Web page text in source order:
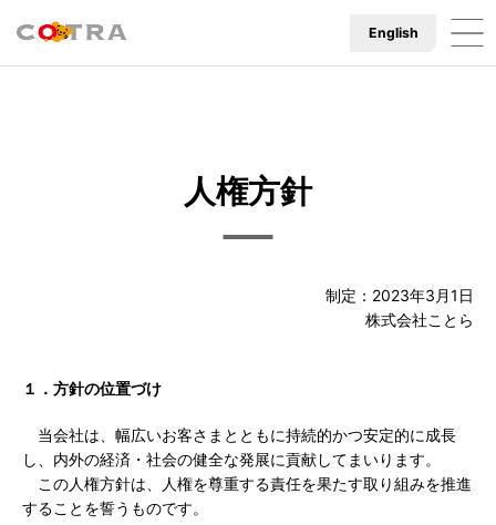
English
人権方針
制定：2023年3月1日
株式会社ことら
１．方針の位置づけ
当会社は、幅広いお客さまとともに持続的かつ安定的に成長
し、内外の経済・社会の健全な発展に貢献してまいります。
この人権方針は、人権を尊重する責任を果たす取り組みを推進
することを誓うものです。